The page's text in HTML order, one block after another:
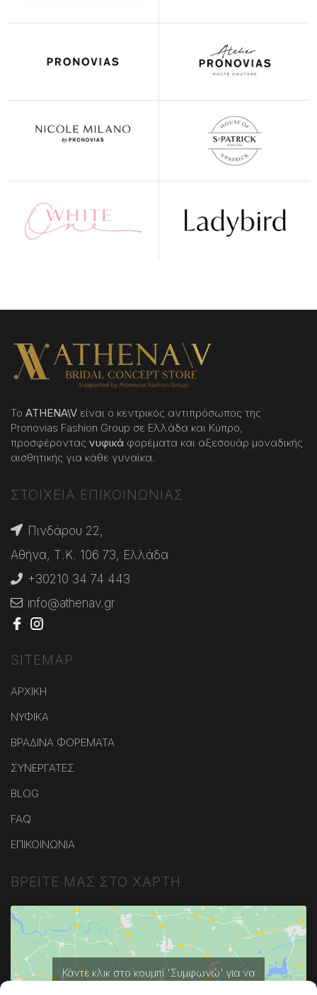
Το ATHENA\V είναι ο κεντρικός αντιπρόσωπος της
Pronovias Fashion Group σε Ελλάδα και Κύπρο,
προσφέροντας νυφικά φορέματα και αξεσουάρ μοναδικής
αισθητικής για κάθε γυναίκα.
ΣΤΟΙΧΕΙΑ ΕΠΙΚΟΙΝΩΝΙΑΣ
Πινδάρου 22,
Αθήνα, Τ.Κ. 106 73, Ελλάδα
+30210 34 74 443
info@athenav.gr
SITEMAP
ΑΡΧΙΚΗ
ΝΥΦΙΚΑ
ΒΡΑΔΙΝΑ ΦΟΡΕΜΑΤΑ
ΣΥΝΕΡΓΑΤΕΣ
BLOG
FAQ
ΕΠΙΚΟΙΝΩΝΙΑ
ΒΡΕΙΤΕ ΜΑΣ ΣΤΟ ΧΑΡΤΗ
Κάντε κλικ στο κουμπί 'Συμφωνώ' για να